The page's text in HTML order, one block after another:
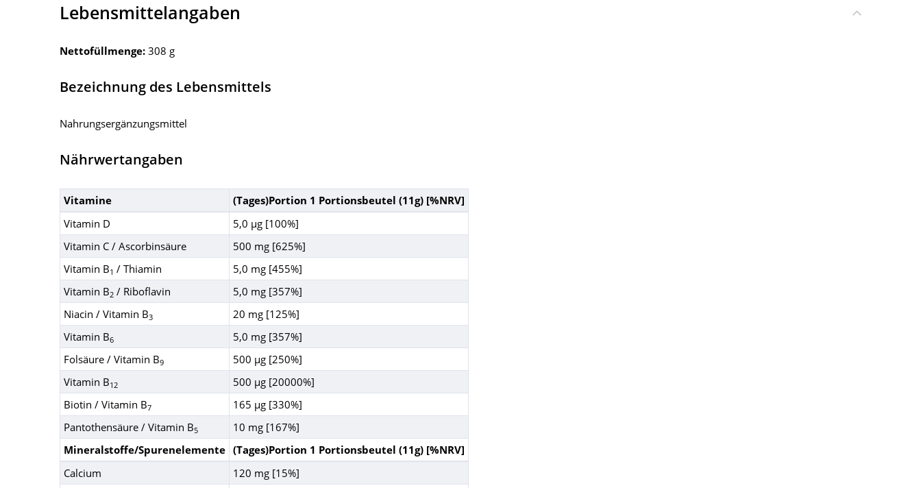
Lebensmittelangaben
Nettofüllmenge: 308 g
Bezeichnung des Lebensmittels
Nahrungsergänzungsmittel
Nährwertangaben
Vitamine
(Tages)Portion 1 Portionsbeutel (11g) [%NRV]
Vitamin D
5,0 µg [100%]
Vitamin C / Ascorbinsäure
500 mg [625%]
Vitamin B1 / Thiamin
5,0 mg [455%]
Vitamin B2 / Riboflavin
5,0 mg [357%]
Niacin / Vitamin B3
20 mg [125%]
Vitamin B6
5,0 mg [357%]
Folsäure / Vitamin B9
500 µg [250%]
Vitamin B12
500 µg [20000%]
Biotin / Vitamin B7
165 µg [330%]
Pantothensäure / Vitamin B5
10 mg [167%]
Mineralstoffe/Spurenelemente (Tages)Portion 1 Portionsbeutel (11g) [%NRV]
Calcium
120 mg [15%]